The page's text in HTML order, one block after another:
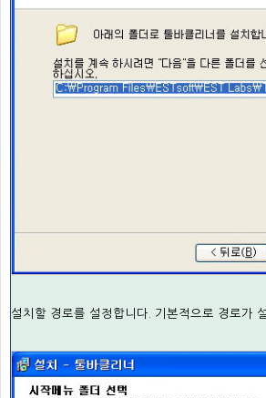
설치할 경로를 설정합니다. 기본적으로 경로가